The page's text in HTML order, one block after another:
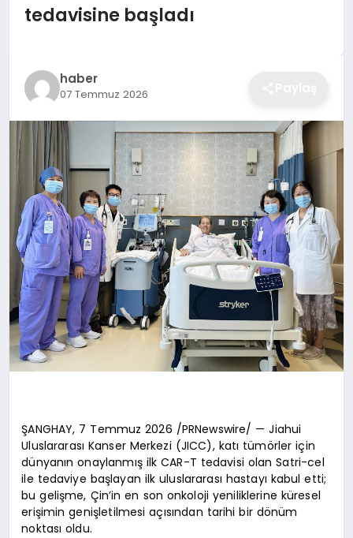
tedavisine başladı
haber
07 Temmuz 2026
ŞANGHAY, 7 Temmuz 2026 /PRNewswire/ — Jiahui
Uluslararası Kanser Merkezi (JICC), katı tümörler için
dünyanın onaylanmış ilk CAR-T tedavisi olan Satri-cel
ile tedaviye başlayan ilk uluslararası hastayı kabul etti;
bu gelişme, Çin’in en son onkoloji yeniliklerine küresel
erişimin genişletilmesi açısından tarihi bir dönüm
noktası oldu.